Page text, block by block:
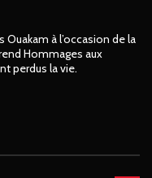
Ouakam à l’occasion de la
Hommages aux
perdus la vie.